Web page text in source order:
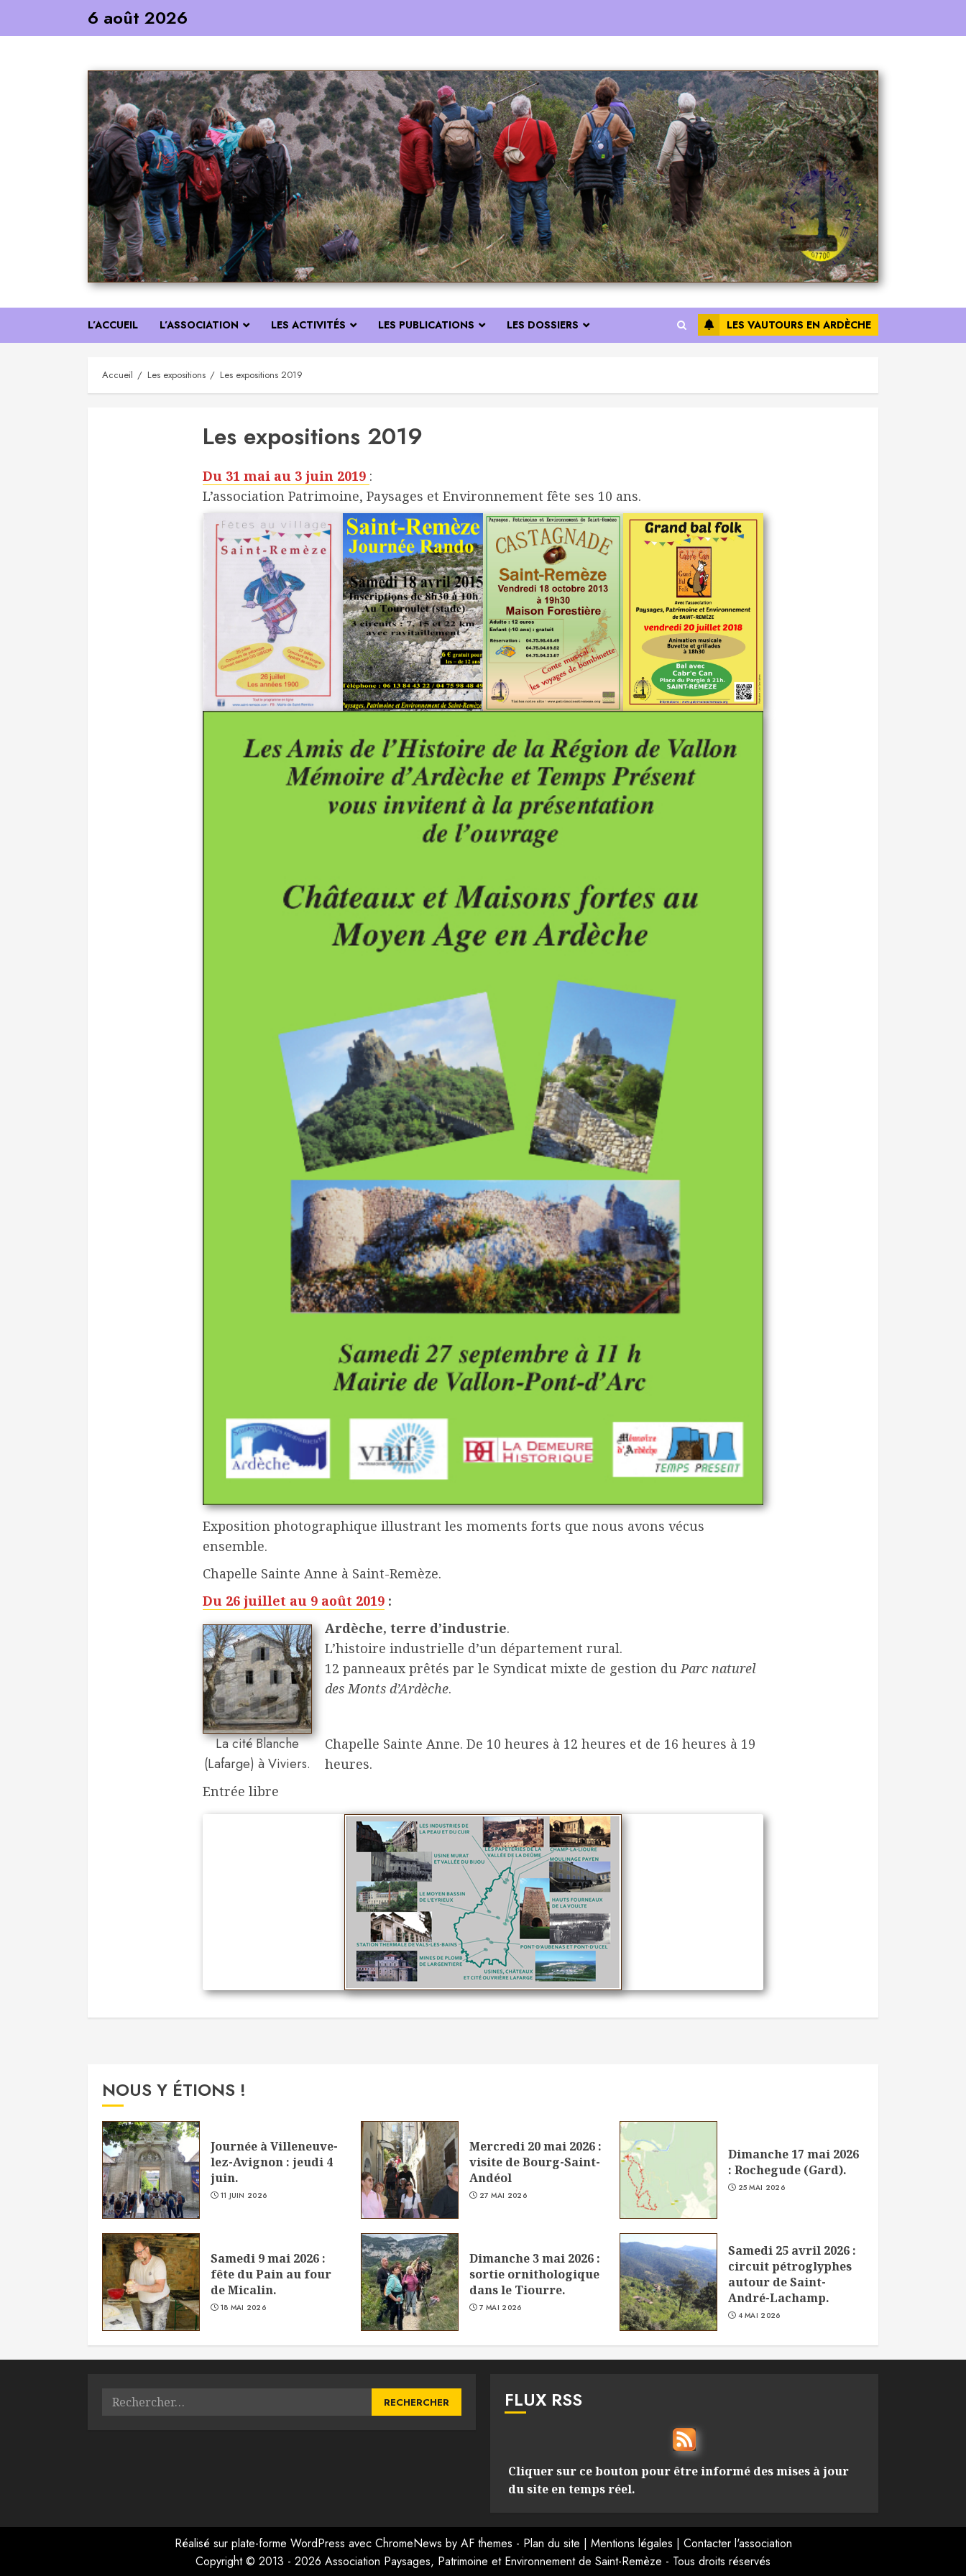
6 août 2026
L’ACCUEIL L’ASSOCIATION LES ACTIVITÉS LES PUBLICATIONS LES DOSSIERS LES VAUTOURS EN ARDÈCHE
Accueil Les expositions Les expositions 2019
Les expositions 2019
Du 31 mai au 3 juin 2019 :
L’association Patrimoine, Paysages et Environnement fête ses 10 ans.
Exposition photographique illustrant les moments forts que nous avons vécus
ensemble.
Chapelle Sainte Anne à Saint-Remèze.
Du 26 juillet au 9 août 2019 :
La cité Blanche
(Lafarge) à Viviers.
Ardèche, terre d’industrie.
L’histoire industrielle d’un département rural.
12 panneaux prêtés par le Syndicat mixte de gestion duParc naturel
des Monts d’Ardèche.
Chapelle Sainte Anne. De 10 heures à 12 heures et de 16 heures à 19
heures.
Entrée libre
NOUS Y ÉTIONS !
Journée à Villeneuve-
lez-Avignon : jeudi 4
juin.
11 JUIN 2026
Mercredi 20 mai 2026 :
visite de Bourg-Saint-
Andéol
27 MAI 2026
Dimanche 17 mai 2026
: Rochegude (Gard).
25 MAI 2026
Samedi 9 mai 2026 :
fête du Pain au four
de Micalin.
18 MAI 2026
Dimanche 3 mai 2026 :
sortie ornithologique
dans le Tiourre.
7 MAI 2026
Samedi 25 avril 2026 :
circuit pétroglyphes
autour de Saint-
André-Lachamp.
4 MAI 2026
Rechercher : FLUX RSS
Cliquer sur ce bouton pour être informé des mises à jour
du site en temps réel.
Réalisé sur plate-forme WordPress avec ChromeNews by AF themes - Plan du site | Mentions légales | Contacter l'association
Copyright © 2013 - 2026 Association Paysages, Patrimoine et Environnement de Saint-Remèze - Tous droits réservés